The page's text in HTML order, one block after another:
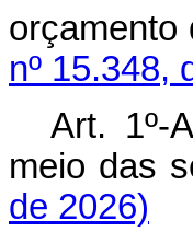
nº 15.348,
Art. 1º-
meio das
de 2026)